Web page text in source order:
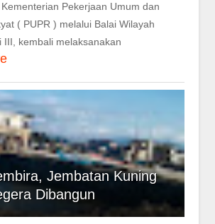
Pekerjaan Umum dan
( PUPR ) melalui Balai Wilayah
III, kembali melaksanakan
Jembatan Kuning
Dibangun